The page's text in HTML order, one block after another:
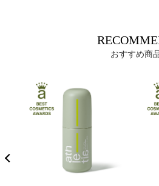
おすすめ商